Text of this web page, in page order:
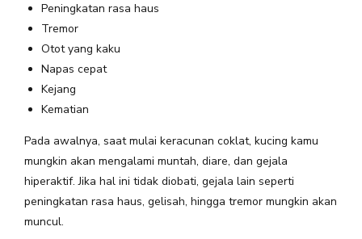
Peningkatan rasa haus
Tremor
Otot yang kaku
Napas cepat
Kejang
Kematian
Pada awalnya, saat mulai keracunan coklat, kucing kamu
mungkin akan mengalami muntah, diare, dan gejala
hiperaktif. Jika hal ini tidak diobati, gejala lain seperti
peningkatan rasa haus, gelisah, hingga tremor mungkin akan
muncul.